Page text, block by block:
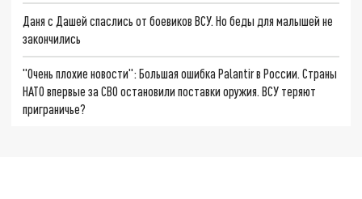
Даня с Дашей спаслись от боевиков ВСУ. Но беды для малышей не
закончились
"Очень плохие новости": Большая ошибка Palantir в России. Страны
НАТО впервые за СВО остановили поставки оружия. ВСУ теряют
приграничье?